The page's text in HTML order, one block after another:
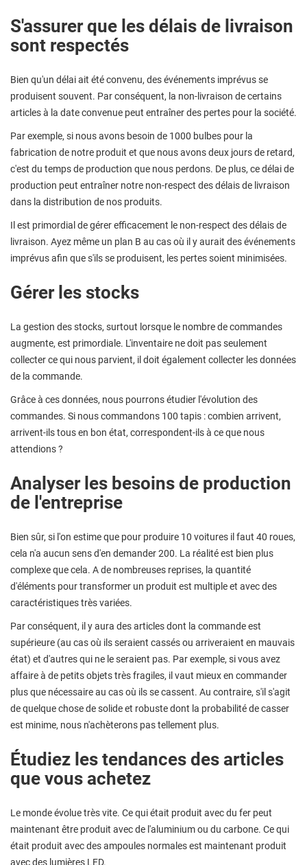
S'assurer que les délais de livraison
sont respectés
Bien qu'un délai ait été convenu, des événements imprévus se
produisent souvent. Par conséquent, la non-livraison de certains
articles à la date convenue peut entraîner des pertes pour la société.
Par exemple, si nous avons besoin de 1000 bulbes pour la
fabrication de notre produit et que nous avons deux jours de retard,
c'est du temps de production que nous perdons. De plus, ce délai de
production peut entraîner notre non-respect des délais de livraison
dans la distribution de nos produits.
Il est primordial de gérer efficacement le non-respect des délais de
livraison. Ayez même un plan B au cas où il y aurait des événements
imprévus afin que s'ils se produisent, les pertes soient minimisées.
Gérer les stocks
La gestion des stocks, surtout lorsque le nombre de commandes
augmente, est primordiale. L'inventaire ne doit pas seulement
collecter ce qui nous parvient, il doit également collecter les données
de la commande.
Grâce à ces données, nous pourrons étudier l'évolution des
commandes. Si nous commandons 100 tapis : combien arrivent,
arrivent-ils tous en bon état, correspondent-ils à ce que nous
attendions ?
Analyser les besoins de production
de l'entreprise
Bien sûr, si l'on estime que pour produire 10 voitures il faut 40 roues,
cela n'a aucun sens d'en demander 200. La réalité est bien plus
complexe que cela. A de nombreuses reprises, la quantité
d'éléments pour transformer un produit est multiple et avec des
caractéristiques très variées.
Par conséquent, il y aura des articles dont la commande est
supérieure (au cas où ils seraient cassés ou arriveraient en mauvais
état) et d'autres qui ne le seraient pas. Par exemple, si vous avez
affaire à de petits objets très fragiles, il vaut mieux en commander
plus que nécessaire au cas où ils se cassent. Au contraire, s'il s'agit
de quelque chose de solide et robuste dont la probabilité de casser
est minime, nous n'achèterons pas tellement plus.
Étudiez les tendances des articles
que vous achetez
Le monde évolue très vite. Ce qui était produit avec du fer peut
maintenant être produit avec de l'aluminium ou du carbone. Ce qui
était produit avec des ampoules normales est maintenant produit
avec des lumières LED.